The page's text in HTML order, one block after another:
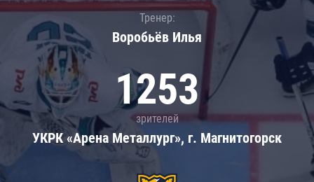
Тренер:
Воробьёв Илья
1253
зрителей
УКРК «Арена Металлург», г. Магнитогорск